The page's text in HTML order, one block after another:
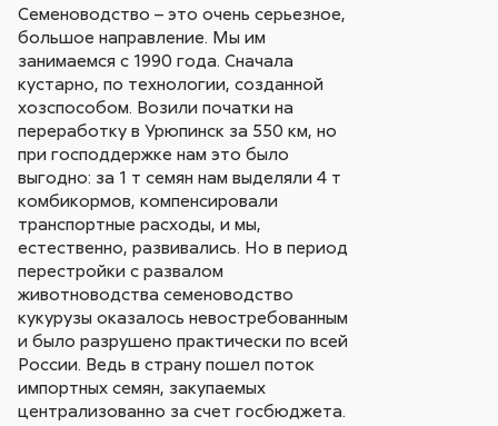
Семеноводство – это очень серьезное,
большое направление. Мы им
занимаемся с 1990 года. Сначала
кустарно, по технологии, созданной
хозспособом. Возили початки на
переработку в Урюпинск за 550 км, но
при господдержке нам это было
выгодно: за 1 т семян нам выделяли 4 т
комбикормов, компенсировали
транспортные расходы, и мы,
естественно, развивались. Но в период
перестройки с развалом
животноводства семеноводство
кукурузы оказалось невостребованным
и было разрушено практически по всей
России. Ведь в страну пошел поток
импортных семян, закупаемых
централизованно за счет госбюджета.